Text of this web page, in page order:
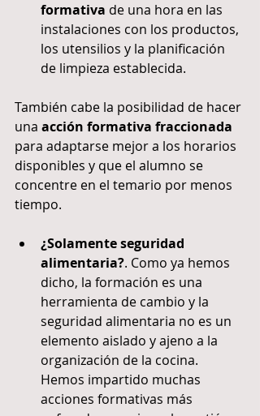
formativa de una hora en las
instalaciones con los productos,
los utensilios y la planificación
de limpieza establecida.
También cabe la posibilidad de hacer
una acción formativa fraccionada
para adaptarse mejor a los horarios
disponibles y que el alumno se
concentre en el temario por menos
tiempo.
¿Solamente seguridad
alimentaria?. Como ya hemos
dicho, la formación es una
herramienta de cambio y la
seguridad alimentaria no es un
elemento aislado y ajeno a la
organización de la cocina.
Hemos impartido muchas
acciones formativas más